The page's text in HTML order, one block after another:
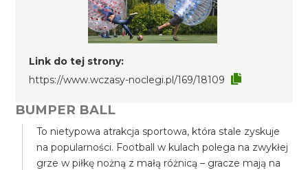
Link do tej strony:
https://www.wczasy-noclegi.pl/169/18109
BUMPER BALL
To nietypowa atrakcja sportowa, która stale zyskuje
na popularności. Football w kulach polega na zwykłej
grze w piłkę nożną z małą różnicą – gracze mają na